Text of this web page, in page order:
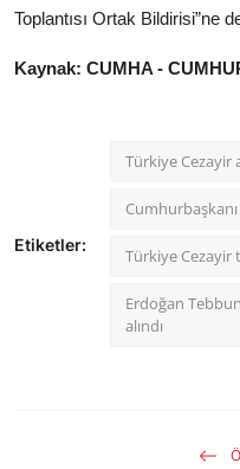
Toplantısı Ortak Bildirisi”ne
Kaynak: CUMHA -
Etiketler:
Türkiye Cezayir
Cumhurbaşkanı
Türkiye Cezayir
Erdoğan
alındı